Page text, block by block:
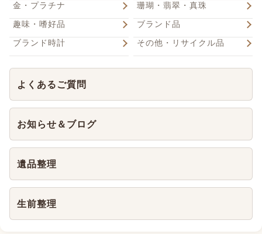
金・プラチナ
珊瑚・翡翠・真珠
趣味・嗜好品
ブランド品
ブランド時計
その他・リサイクル品
よくあるご質問
お知らせ＆ブログ
遺品整理
生前整理